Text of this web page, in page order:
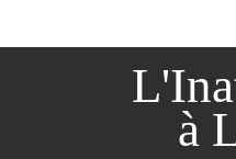
à